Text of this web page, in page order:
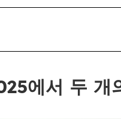
에서 두 개